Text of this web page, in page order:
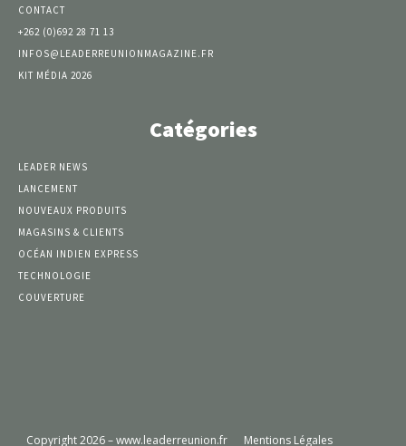
CONTACT
+262 (0)692 28 71 13
INFOS@LEADERREUNIONMAGAZINE.FR
KIT MÉDIA 2026
Catégories
LEADER NEWS
LANCEMENT
NOUVEAUX PRODUITS
MAGASINS & CLIENTS
OCÉAN INDIEN EXPRESS
TECHNOLOGIE
COUVERTURE
Copyright 2026 – www.leaderreunion.fr Mentions Légales